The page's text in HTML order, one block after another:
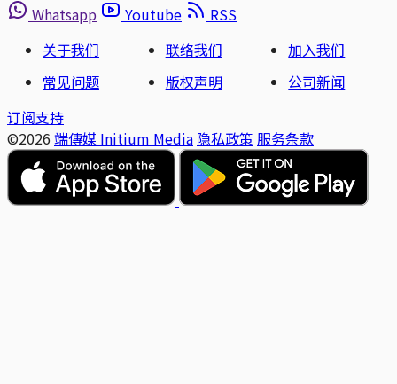
Whatsapp
Youtube
RSS
关于我们
联络我们
加入我们
常见问题
版权声明
公司新闻
订阅支持
©2026 端傳媒 Initium Media 隐私政策 服务条款